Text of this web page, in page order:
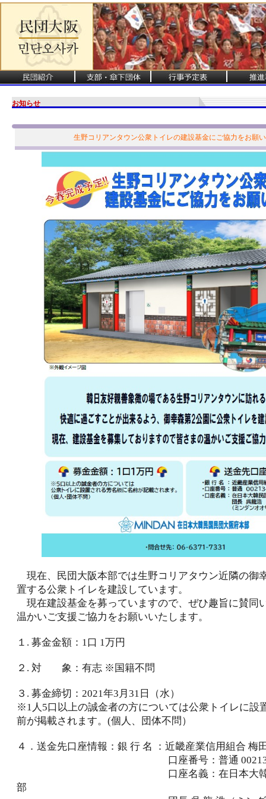
お知らせ
生野コリアンタウン公衆トイレの建設基金にご協力をお願
現在、民団大阪本部では生野コリアタウン近隣の御
置する公衆トイレを建設しています。
現在建設基金を募っていますので、ぜひ趣旨に賛同
温かいご支援ご協力をお願いいたします。
１. 募金金額：1口 1万円
２. 対 象：有志 ※国籍不問
３. 募金締切：2021年3月31日（水）
※1人5口以上の誠金者の方については公衆トイレに設
前が掲載されます。(個人、団体不問）
４．送金先口座情報：銀 行 名 ：近畿産業信用組合 梅
口座番号：普通
口座名義：在日本大韓民国民
部